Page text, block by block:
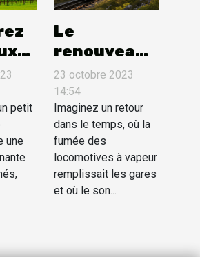
la
petit
une
Le
renouveau
du train à
vapeur, un
voyage
dans le
temps
23 octobre 2023
14:54
Imaginez un retour
dans le temps, où la
fumée des
locomotives à vapeur
remplissait les gares
et où le son...